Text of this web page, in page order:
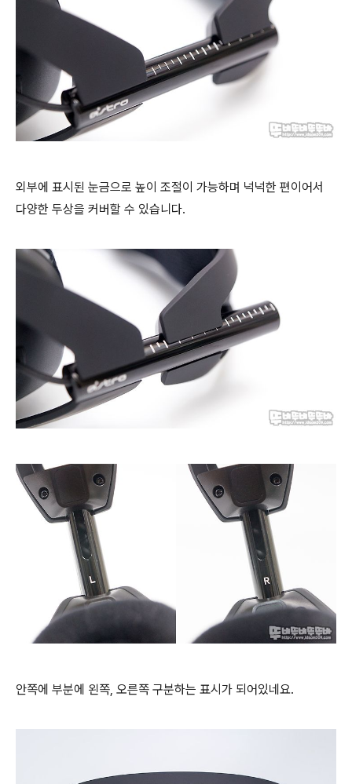
외부에 표시된 눈금으로 높이 조절이 가능하며 넉넉한 편이어서
다양한 두상을 커버할 수 있습니다.
안쪽에 부분에 왼쪽, 오른쪽 구분하는 표시가 되어있네요.